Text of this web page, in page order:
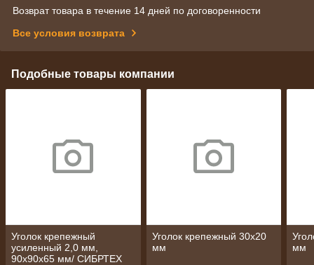
Возврат товара в течение 14 дней по договоренности
Все условия возврата
Подобные товары компании
Уголок крепежный
усиленный 2,0 мм,
90x90x65 мм/ СИБРТЕХ
Уголок крепежный 30x20
мм
мм